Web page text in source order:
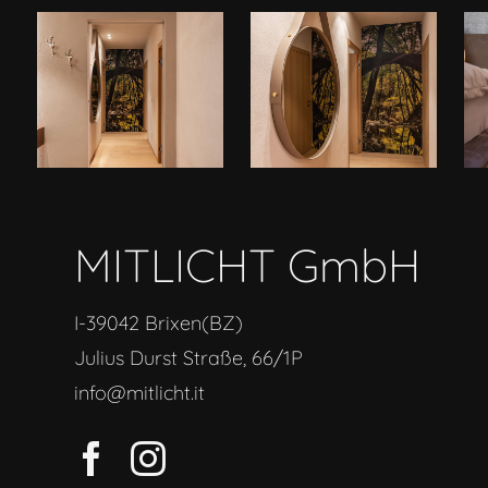
MITLICHT GmbH
I-39042 Brixen(BZ)
Julius Durst Straße, 66/1P
info@mitlicht.it